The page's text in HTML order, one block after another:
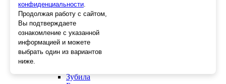
Плоскогубцы
Отвертки
Ножницы по металлу
Напильники, рашпили
Наборы инструментов
Кусачки
Зубила
конфиденциальности.
Продолжая работу с сайтом,
Вы подтверждаете
ознакомление с указанной
информацией и можете
выбрать один из вариантов
ниже.